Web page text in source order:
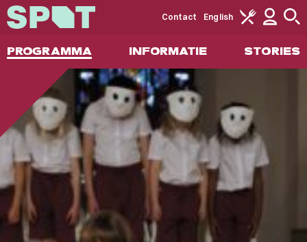
PROGRAMMA INFORMATIE STORIES
Contact English